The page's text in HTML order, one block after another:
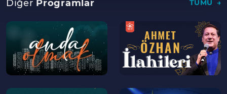
Diğer Programlar TÜMÜ
--
--
>